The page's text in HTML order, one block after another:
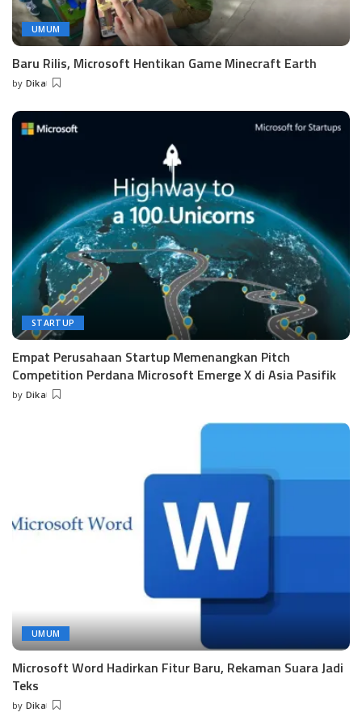
UMUM
Baru Rilis, Microsoft Hentikan Game Minecraft Earth
Posted
by Dika
STARTUP
Empat Perusahaan Startup Memenangkan Pitch
Competition Perdana Microsoft Emerge X di Asia Pasifik
Posted
by Dika
UMUM
Microsoft Word Hadirkan Fitur Baru, Rekaman Suara Jadi
Teks
Posted
by Dika